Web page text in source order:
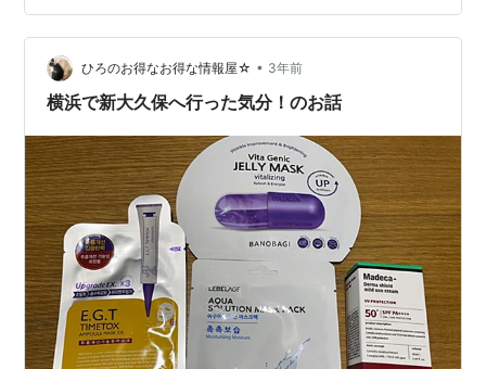
覧ありがとうございました！ よろしければ、下記SNSボ
タンにてシェアを お願いします♪★ホームぺージができ
ました。★googleフォームにて お問い合わせやリク…
ひろのお得なお得な情報屋☆ • 3年前
横浜で新大久保へ行った気分！のお話